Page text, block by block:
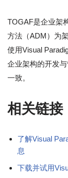
TOGAF是企业架
方法（ADM）为
使用Visual
企业架构的开发
一致。
相关链接
了解Visual
息
下载并试用